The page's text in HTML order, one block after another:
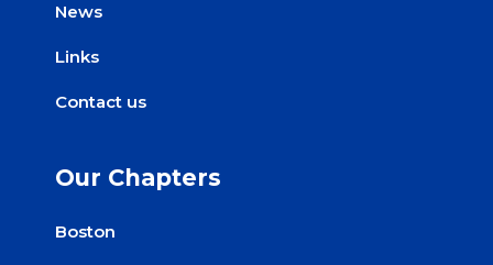
News
Links
Contact us
Our Chapters
Boston